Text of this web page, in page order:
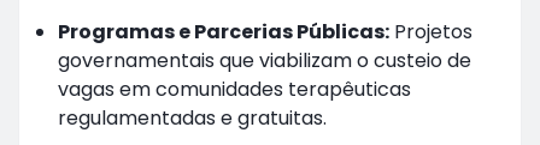
Programas e Parcerias Públicas: Projetos
governamentais que viabilizam o custeio de
vagas em comunidades terapêuticas
regulamentadas e gratuitas.